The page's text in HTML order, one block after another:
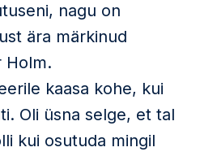
nagu on
ära märkinud
Holm.
kaasa kohe, kui
Oli üsna selge, et tal
kui osutuda mingil